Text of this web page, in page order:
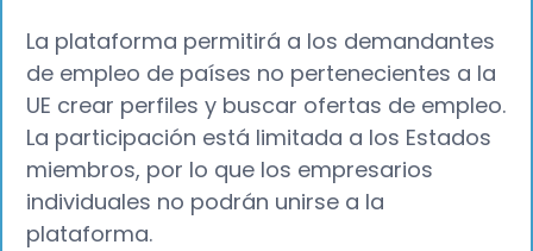
La plataforma permitirá a los demandantes
de empleo de países no pertenecientes a la
UE crear perfiles y buscar ofertas de empleo.
La participación está limitada a los Estados
miembros, por lo que los empresarios
individuales no podrán unirse a la
plataforma.